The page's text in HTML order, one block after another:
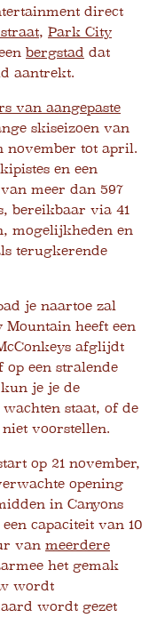
direct
, Park City
bergstad dat
aantrekt.
van aangepaste
skiseizoen van
november tot april.
en een
meer dan 597
bereikbaar via 41
mogelijkheden en
terugkerende
je naartoe zal
heeft een
afglijdt
een stralende
je je de
staat, of de
voorstellen.
op 21 november,
opening
in Canyons
capaciteit van 10
van meerdere
het gemak
wordt
wordt gezet